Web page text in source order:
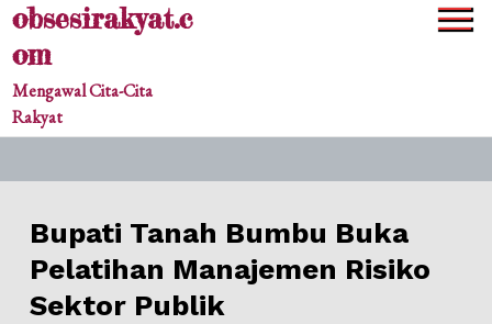
Skipobsesirakyat.c
om
Mengawal Cita-Cita
Rakyat
Bupati Tanah Bumbu Buka
Pelatihan Manajemen Risiko
Sektor Publik